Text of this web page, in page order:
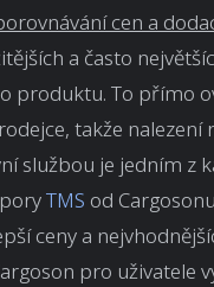
cen a
a často
produktu. To přímo
takže
službou je jedním z
TMS od
ceny a
pro uživatele